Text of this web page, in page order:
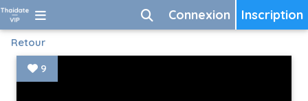
Inscription
Connexion
Retour
9